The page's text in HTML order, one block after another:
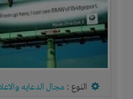
النوع : مجال الدعايه